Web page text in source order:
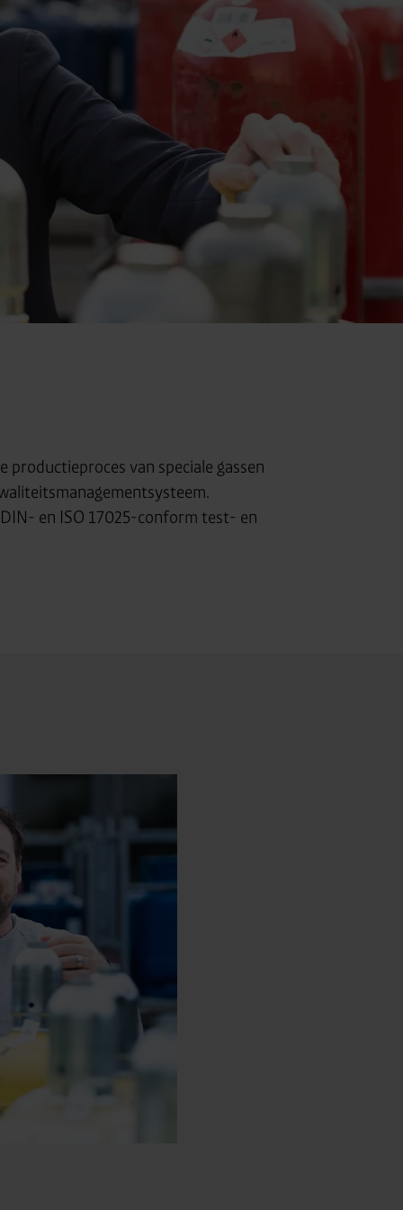
productieproces van speciale gassen
en ISO 17025-conform test- en